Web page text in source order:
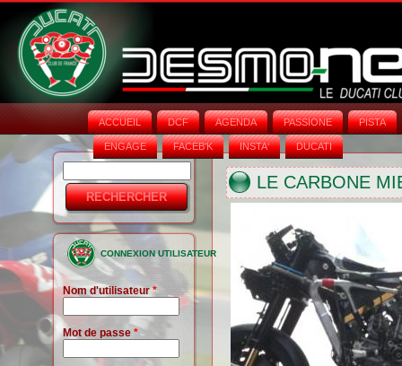
ACCUEIL DCF AGENDA PASSIONE PISTA
ENGAGE FACEB'K INSTA‘ DUCATI
Formulaire
de
recherche
CONNEXION UTILISATEUR
Nom d'utilisateur*
Mot de passe *
LE CARBONE